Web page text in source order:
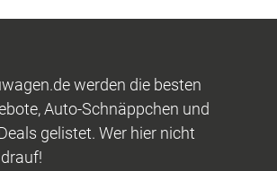
werden die besten
Auto-Schnäppchen und
gelistet. Wer hier nicht